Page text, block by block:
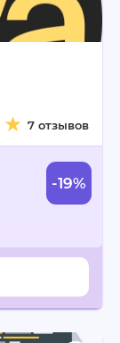
7 отзывов
-19%